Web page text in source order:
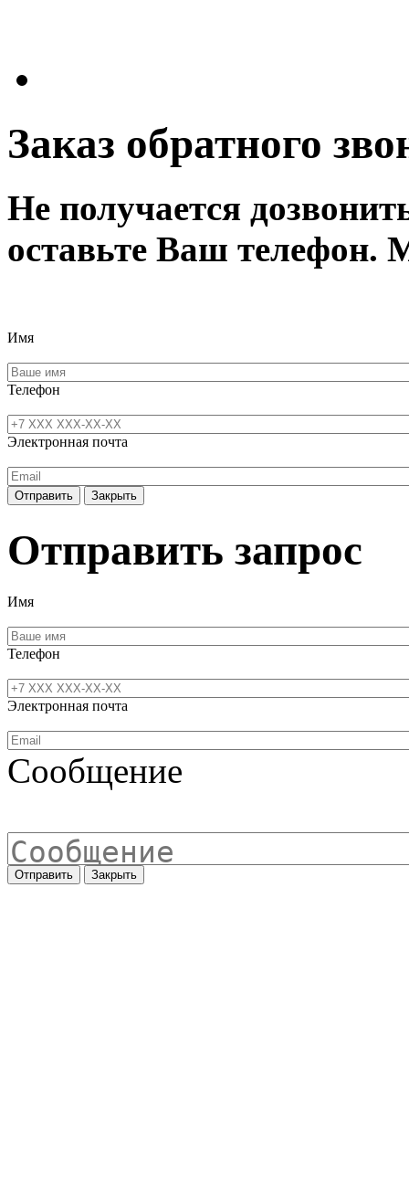
Заказ обратного
Не получается
оставьте Ваш
Имя
Телефон
Электронная почта
Отправить Закрыть
Отправить запрос
Имя
Телефон
Электронная почта
Сообщение
Отправить Закрыть